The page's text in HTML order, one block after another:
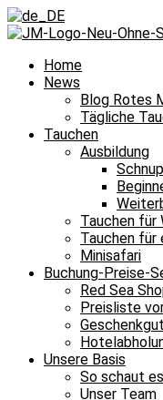
Home
News
Blog Rotes
Tägliche
Tauchen
Ausbildung
Tauchen für
Tauchen für
Minisafari
Buchung-Preise-
Red Sea
Preisliste
Unsere Basis
So schaut
Unser Team